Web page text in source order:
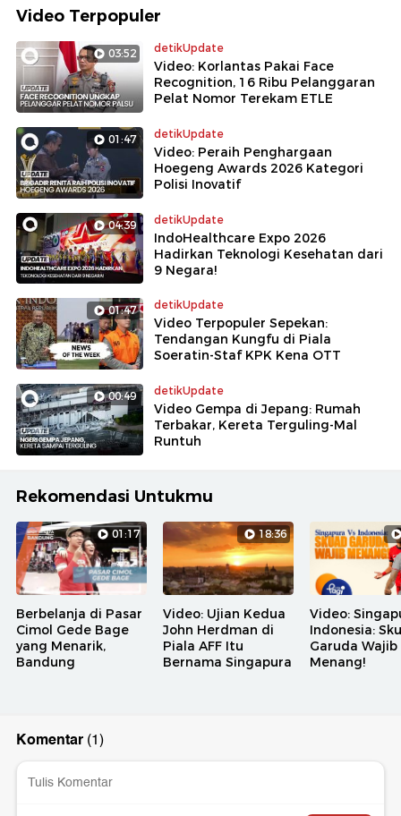
Video Terpopuler
03:52 detikUpdate
Video: Korlantas Pakai Face
Recognition, 16 Ribu Pelanggaran
Pelat Nomor Terekam ETLE
01:47 detikUpdate
Video: Peraih Penghargaan
Hoegeng Awards 2026 Kategori
Polisi Inovatif
04:39 detikUpdate
IndoHealthcare Expo 2026
Hadirkan Teknologi Kesehatan dari
9 Negara!
01:47 detikUpdate
Video Terpopuler Sepekan:
Tendangan Kungfu di Piala
Soeratin-Staf KPK Kena OTT
00:49 detikUpdate
Video Gempa di Jepang: Rumah
Terbakar, Kereta Terguling-Mal
Runtuh
Rekomendasi Untukmu
01:17
Berbelanja di Pasar
Cimol Gede Bage
yang Menarik,
Bandung
18:36
Video: Ujian Kedua
John Herdman di
Piala AFF Itu
Bernama Singapura
Video:
Indonesia:
Garuda Wajib
Menang!